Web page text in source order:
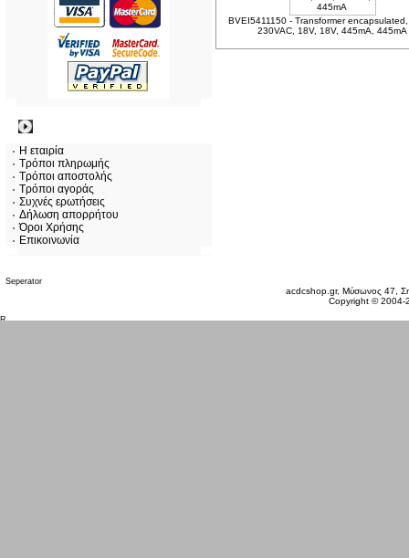
Η εταιρία
Τρόποι πληρωμής
Τρόποι αποστολής
Τρόποι αγοράς
Συχνές ερωτήσεις
Δήλωση απορρήτου
Όροι Χρήσης
Επικοινωνία
BVEI5411150 - Transformer
230VAC, 18V, 18V, 445mA, 445mA
acdcshop.gr, Μύσωνος 47,
Copyright ©